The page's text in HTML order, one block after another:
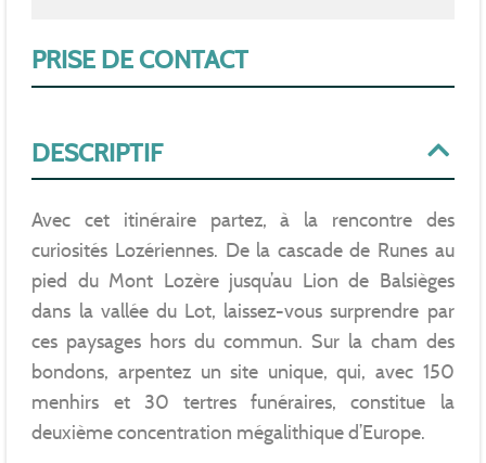
DESCRIPTIF
Avec cet itinéraire partez, à la rencontre des
curiosités Lozériennes. De la cascade de Runes au
pied du Mont Lozère jusqu’au Lion de Balsièges
dans la vallée du Lot, laissez-vous surprendre par
ces paysages hors du commun. Sur la cham des
bondons, arpentez un site unique, qui, avec 150
menhirs et 30 tertres funéraires, constitue la
deuxième concentration mégalithique d’Europe.
PRISE DE CONTACT